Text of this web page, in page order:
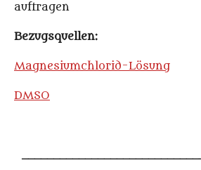
auftragen
Bezugsquellen:
Magnesiumchlorid-Lösung
DMSO